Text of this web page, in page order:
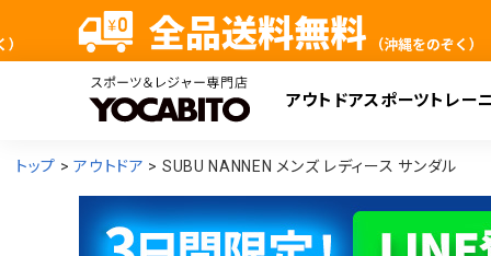
アウトドアスポーツ トレー
検
トップ アウトドア SUBU NANNEN メンズ レディース サンダル